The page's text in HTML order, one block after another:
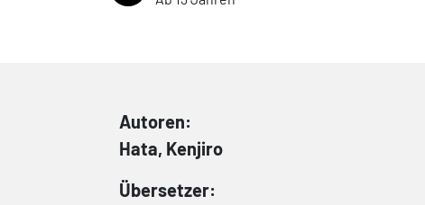
Autoren:
Hata, Kenjiro
Übersetzer: